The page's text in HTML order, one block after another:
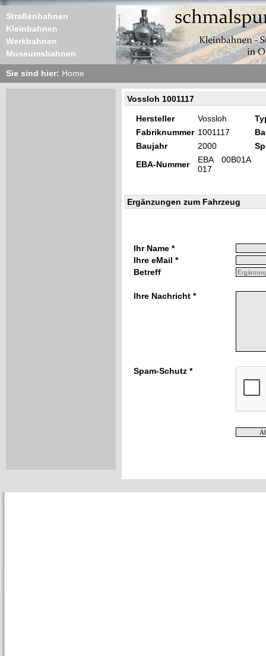
Straßenbahnen
Kleinbahnen
Werkbahnen
Museumsbahnen
Sie sind hier: Home
Vossloh 1001117
Hersteller Vossloh
Fabriknummer 1001117
Baujahr
2000
EBA-Nummer
EBA 00B01A
017
Ergänzungen zum Fahrzeug
Ihr Name *
Ihre eMail *
Betreff
Ihre Nachricht *
Spam-Schutz *